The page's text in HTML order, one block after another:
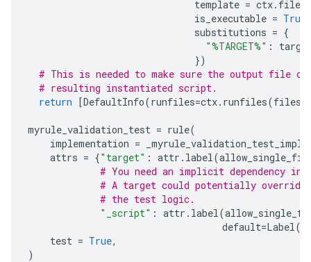
template = ctx. file
is_executable = True
substitutions = {
"%TARGET%" :
})
# This is needed to make sure the output file
# resulting instantiated script.
return [DefaultInfo(runfiles=ctx. runfiles(files
myrule_validation_test = rule(
implementation = _myrule_validation_test_impl
attrs = {"target" : attr . label(
# You need an implicit dependency
# A target could potentially
# the test logic.
"_script" : attr . label(
default=Label(
test = True,
)